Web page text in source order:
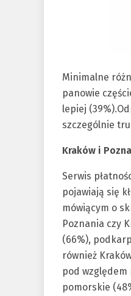
Minimalne
panowie
lepiej
szczególnie
Kraków i
Serwis
pojawiają się
mówiącym o
Poznania czy
(66%),
również
pod względem
pomorskie